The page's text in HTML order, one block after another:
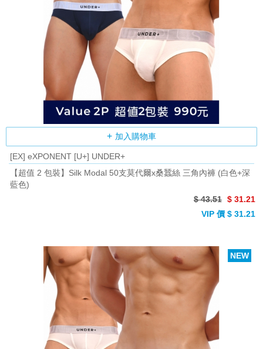
加入購物車
[EX] eXPONENT [U+] UNDER+
【超值 2 包裝】Silk Modal 50支莫代爾x桑蠶絲 三角內褲 (白色+深
藍色)
$ 43.51 $ 31.21
VIP 價 $ 31.21
NEW